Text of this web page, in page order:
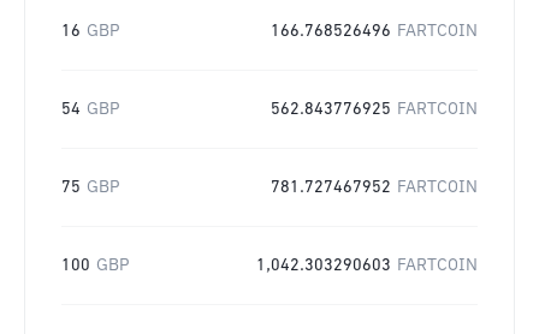
16 GBP 166.768526496 FARTCOIN
54 GBP 562.843776925 FARTCOIN
75 GBP 781.727467952 FARTCOIN
100 GBP 1,042.303290603 FARTCOIN